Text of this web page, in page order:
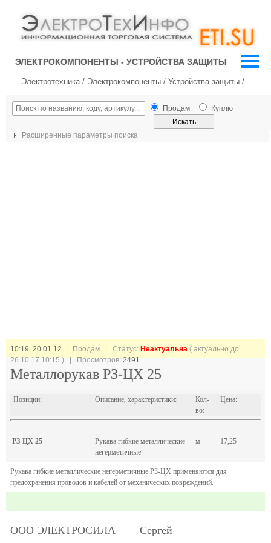
ЭЛЕКТРОКОМПОНЕНТЫ - УСТРОЙСТВА ЗАЩИТЫ
Электротехника/ Электрокомпоненты / Устройства защиты /
Продам Куплю
Расширенные параметры поиска
10:19 20.01.12 | Продам | Статус: Неактуальна ( актуально до
26.10.17 10:15 ) | Просмотров:2491
Металлорукав РЗ-ЦХ 25
Позиции: Описание, характеристики:
Кол-
во:
Цена:
РЗ-ЦХ 25
Рукава гибкие металлические
негерметичные
м 17,25
Рукава гибкие металлические негерметичные РЗ-ЦХ применяются для
предохранения проводов и кабелей от механических повреждений.
ООО ЭЛЕКТРОСИЛА Сергей